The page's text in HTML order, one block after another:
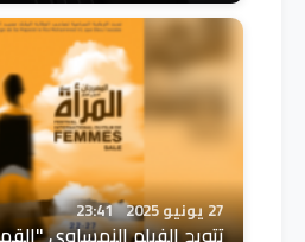
27 يونيو 2025 23:41